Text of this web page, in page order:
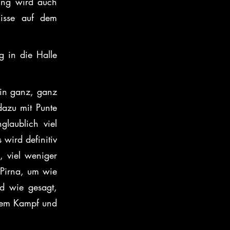
auf dem
in die Halle
ganz, ganz
mit Punte
viel
wird definitiv
viel weniger
um wie
wie gesagt,
Kampf und